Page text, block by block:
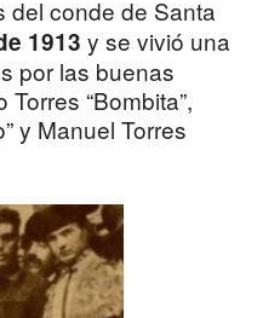
del conde de Santa
1913 y se vivió una
por las buenas
“Bombita”,
y Manuel Torres